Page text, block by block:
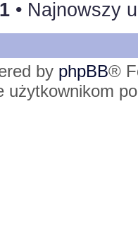
• Najnowszy
by phpBB®
użytkownikom